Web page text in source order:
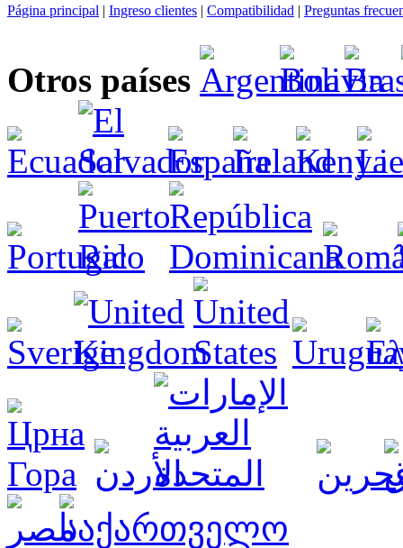
Página principal | Ingreso clientes | Compatibilidad | Preguntas
Otros países